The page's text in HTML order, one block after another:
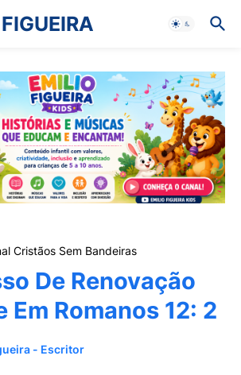
Cristãos Sem Bandeiras
De Renovação
Em Romanos 12: 2
- Escritor